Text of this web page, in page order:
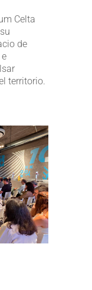
Celta
de
territorio.